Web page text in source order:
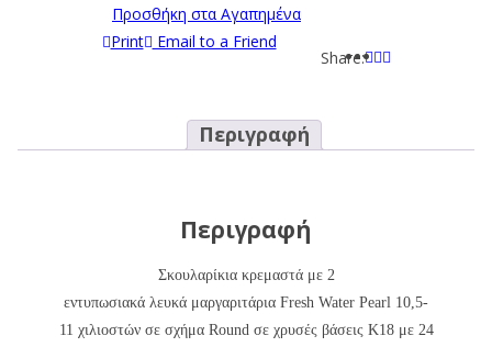
Προσθήκη στα Αγαπημένα
Print
Email to a Friend
Share:
Περιγραφή
Περιγραφή
Σκουλαρίκια κρεμαστά με 2
εντυπωσιακά λευκά μαργαριτάρια Fresh Water Pearl 10,5-
11 χιλιοστών σε σχήμα Round σε χρυσές βάσεις Κ18 με 24